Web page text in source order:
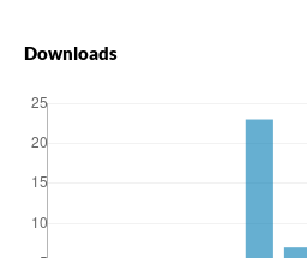
Downloads